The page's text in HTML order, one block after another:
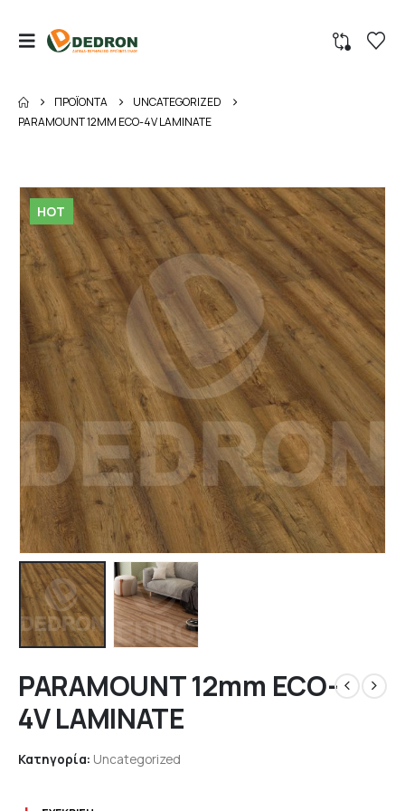
ΠΡΟΪΌΝΤΑ
UNCATEGORIZED
PARAMOUNT 12MM ECO-4V LAMINATE
HOT
PARAMOUNT 12mm ECO-
4V LAMINATE
Κατηγορία: Uncategorized